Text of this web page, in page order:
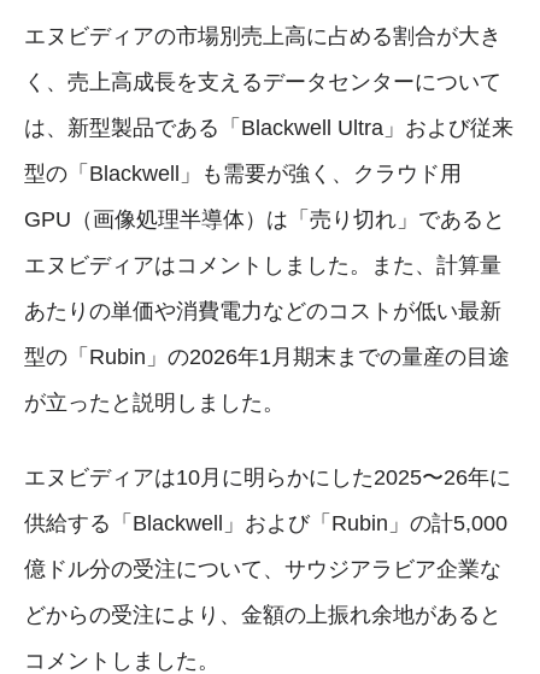
エヌビディアの市場別売上高に占める割合が大き
く、売上高成長を支えるデータセンターについて
は、新型製品である「Blackwell Ultra」および従来
型の「Blackwell」も需要が強く、クラウド用
GPU（画像処理半導体）は「売り切れ」であると
エヌビディアはコメントしました。また、計算量
あたりの単価や消費電力などのコストが低い最新
型の「Rubin」の2026年1月期末までの量産の目途
が立ったと説明しました。
エヌビディアは10月に明らかにした2025〜26年に
供給する「Blackwell」および「Rubin」の計5,000
億ドル分の受注について、サウジアラビア企業な
どからの受注により、金額の上振れ余地があると
コメントしました。